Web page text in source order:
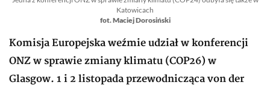
Katowicach
fot. Maciej Dorosiński
Komisja Europejska weźmie udział w konferencji
ONZ w sprawie zmiany klimatu (COP26) w
Glasgow. 1 i 2 listopada przewodnicząca von der